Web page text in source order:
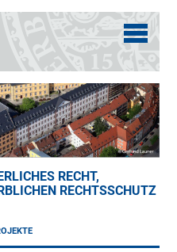
RECHT,
RECHTSSCHUTZ